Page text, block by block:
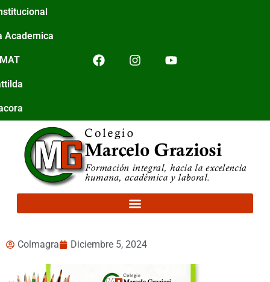
Academica
Colmagra Diciembre 5, 2024